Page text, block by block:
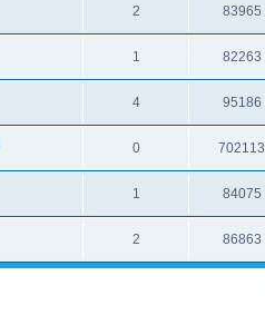
2 83965
1 82263
4 95186
0 702113
1 84075
2 86863